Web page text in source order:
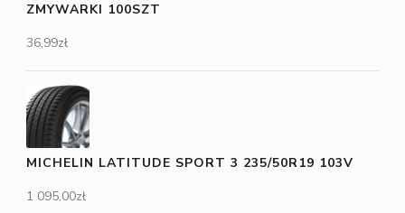
ZMYWARKI 100SZT
36,99zł
MICHELIN LATITUDE SPORT 3 235/50R19 103V
1 095,00zł